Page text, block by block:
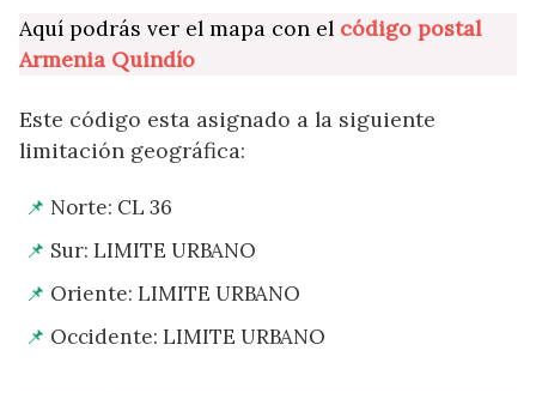
Aquí podrás ver el mapa con el código postal
Armenia Quindío
Este código esta asignado a la siguiente
limitación geográfica:
Norte: CL 36
Sur: LIMITE URBANO
Oriente: LIMITE URBANO
Occidente: LIMITE URBANO